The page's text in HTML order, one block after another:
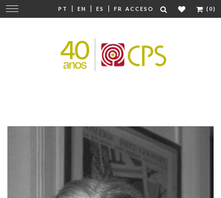
PT | EN | ES | FR ACCESO (0)
Cambiar
navegación